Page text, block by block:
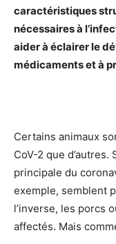
caractéristiques
nécessaires à
aider à éclairer le
médicaments et à
Certains animaux
CoV-2 que d’autres.
principale du
exemple, semblent
l’inverse, les porcs
affectés. Mais